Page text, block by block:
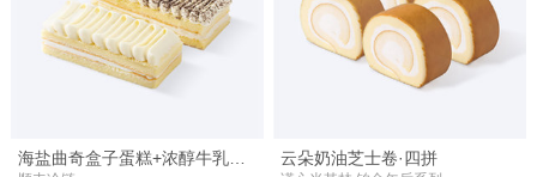
海盐曲奇盒子蛋糕+浓醇牛乳风味盒子蛋糕 云朵奶油芝士卷·四拼